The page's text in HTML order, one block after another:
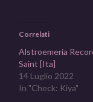
Correlati
Alstroemeria
Saint [Ita]
14 Luglio 2022
In "Check: Kiya"